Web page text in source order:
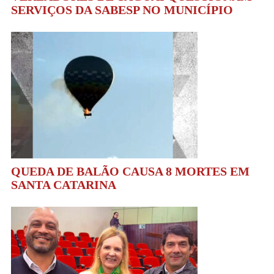
SERVIÇOS DA SABESP NO MUNICÍPIO
QUEDA DE BALÃO CAUSA 8 MORTES EM
SANTA CATARINA